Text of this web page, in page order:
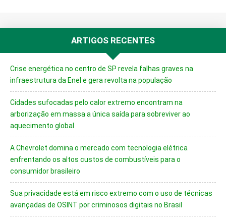
ARTIGOS RECENTES
Crise energética no centro de SP revela falhas graves na
infraestrutura da Enel e gera revolta na população
Cidades sufocadas pelo calor extremo encontram na
arborização em massa a única saída para sobreviver ao
aquecimento global
A Chevrolet domina o mercado com tecnologia elétrica
enfrentando os altos custos de combustíveis para o
consumidor brasileiro
Sua privacidade está em risco extremo com o uso de técnicas
avançadas de OSINT por criminosos digitais no Brasil